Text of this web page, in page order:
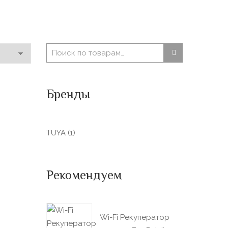
Бренды
TUYA (1)
Рекомендуем
Wi-Fi Рекуператор